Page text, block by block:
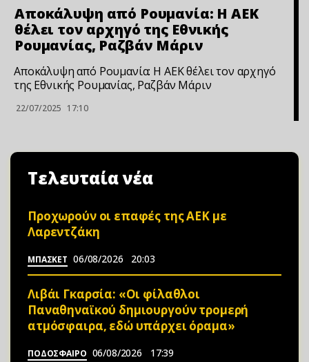
Αποκάλυψη από Ρουμανία: Η ΑΕΚ
θέλει τον αρχηγό της Εθνικής
Ρουμανίας, Ραζβάν Μάριν
Αποκάλυψη από Ρουμανία: Η ΑΕΚ θέλει τον αρχηγό
της Εθνικής Ρουμανίας, Ραζβάν Μάριν
22/07/2025 17:10
Τελευταία νέα
Προχωρούν οι επαφές της ΑΕΚ με
Λαρεντζάκη
ΜΠΑΣΚΕΤ 06/08/2026 20:03
Λιβάι Γκαρσία: «Οι φίλαθλοι
Παναθηναϊκού δημιουργούν τρομερή
ατμόσφαιρα, εδώ υπάρχει όραμα»
ΠΟΔΟΣΦΑΙΡΟ 06/08/2026 17:39